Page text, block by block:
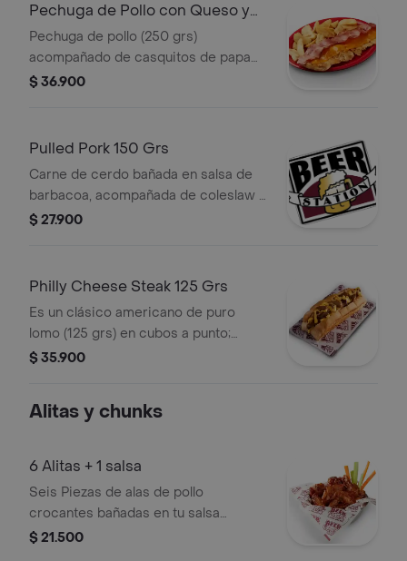
Pechuga de Pollo con Queso y
Tocineta
Pechuga de pollo (250 grs)
acompañado de casquitos de papa
(200 grs), queso americano y
$ 36.900
Pulled Pork 150 Grs
Carne de cerdo bañada en salsa de
barbacoa, acompañada de coleslaw y
cebolla roja, sour cream, servido en
$ 27.900
Philly Cheese Steak 125 Grs
Es un clásico americano de puro
lomo (125 grs) en cubos a punto;
nuestro ajo confitado y cebolla
plancha, crocante por fuera y suave
casquitos de papa.
$ 35.900
Alitas y chunks
6 Alitas + 1 salsa
Seis Piezas de alas de pollo
crocantes bañadas en tu salsa
preferida.
$ 21.500